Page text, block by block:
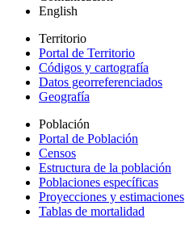
English
Territorio
Portal de Territorio
Códigos y cartografía
Datos georreferenciados
Geografía
Población
Portal de Población
Censos
Estructura de la población
Poblaciones específicas
Proyecciones y estimaciones
Tablas de mortalidad